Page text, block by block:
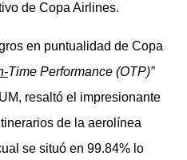
de Copa Airlines.
en puntualidad de Copa
Time Performance (OTP)”
resaltó el impresionante
de la aerolínea
se situó en 99.84% lo